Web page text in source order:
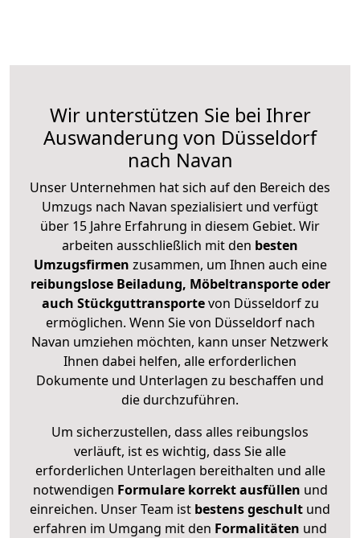
Wir unterstützen Sie bei Ihrer
Auswanderung von Düsseldorf
nach Navan
Unser Unternehmen hat sich auf den Bereich des
Umzugs nach Navan spezialisiert und verfügt
über 15 Jahre Erfahrung in diesem Gebiet. Wir
arbeiten ausschließlich mit den besten
Umzugsfirmen zusammen, um Ihnen auch eine
reibungslose Beiladung, Möbeltransporte oder
auch Stückguttransportevon Düsseldorf zu
ermöglichen. Wenn Sie von Düsseldorf nach
Navan umziehen möchten, kann unser Netzwerk
Ihnen dabei helfen, alle erforderlichen
Dokumente und Unterlagen zu beschaffen und
die durchzuführen.
Um sicherzustellen, dass alles reibungslos
verläuft, ist es wichtig, dass Sie alle
erforderlichen Unterlagen bereithalten und alle
notwendigen Formulare korrekt ausfüllen und
einreichen. Unser Team ist bestens geschult und
erfahren im Umgang mit den Formalitäten und